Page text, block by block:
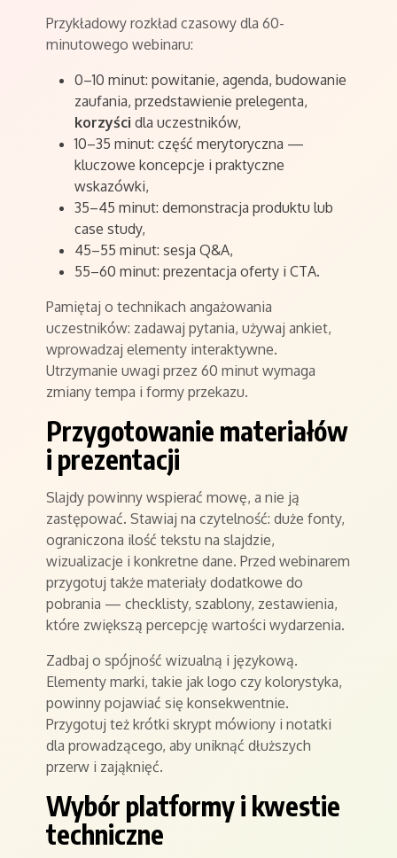
Przykładowy rozkład czasowy dla 60-
minutowego webinaru:
0–10 minut: powitanie, agenda, budowanie
zaufania, przedstawienie prelegenta,
korzyści dla uczestników,
10–35 minut: część merytoryczna —
kluczowe koncepcje i praktyczne
wskazówki,
35–45 minut: demonstracja produktu lub
case study,
45–55 minut: sesja Q&A,
55–60 minut: prezentacja oferty i CTA.
Pamiętaj o technikach angażowania
uczestników: zadawaj pytania, używaj ankiet,
wprowadzaj elementy interaktywne.
Utrzymanie uwagi przez 60 minut wymaga
zmiany tempa i formy przekazu.
Przygotowanie materiałów
i prezentacji
Slajdy powinny wspierać mowę, a nie ją
zastępować. Stawiaj na czytelność: duże fonty,
ograniczona ilość tekstu na slajdzie,
wizualizacje i konkretne dane. Przed webinarem
przygotuj także materiały dodatkowe do
pobrania — checklisty, szablony, zestawienia,
które zwiększą percepcję wartości wydarzenia.
Zadbaj o spójność wizualną i językową.
Elementy marki, takie jak logo czy kolorystyka,
powinny pojawiać się konsekwentnie.
Przygotuj też krótki skrypt mówiony i notatki
dla prowadzącego, aby uniknąć dłuższych
przerw i zająknięć.
Wybór platformy i kwestie
techniczne